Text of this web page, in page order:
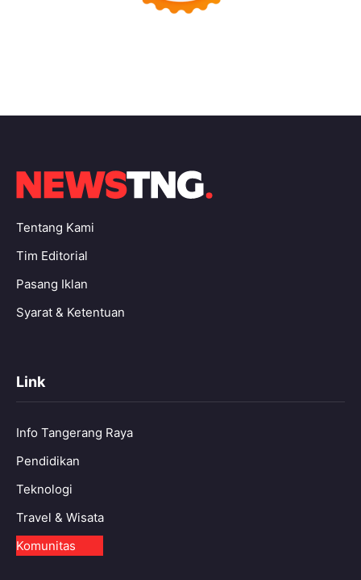
Tentang Kami
Tim Editorial
Pasang Iklan
Syarat & Ketentuan
Link
Info Tangerang Raya
Pendidikan
Teknologi
Travel & Wisata
Komunitas